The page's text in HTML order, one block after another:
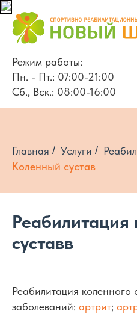
Режим работы:
Пн. - Пт.: 07:00-21:00
Сб., Вск.: 08:00-16:00
Главная / Услуги /
Коленный сустав
Реабилитация
суставв
Реабилитация коленного
заболеваний: артрит;